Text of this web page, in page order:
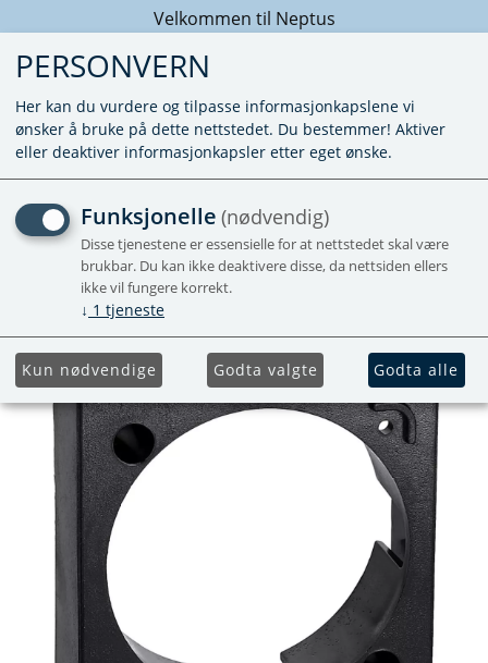
Velkommen til Neptus
RAMME UTBYGGING
MANØVERPANEL SORT
PERSONVERN
Her kan du vurdere og tilpasse informasjonkapslene vi
ønsker å bruke på dette nettstedet. Du bestemmer! Aktiver
eller deaktiver informasjonkapsler etter eget ønske.
Funksjonelle (nødvendig)
Disse tjenestene er essensielle for at nettstedet skal være
brukbar. Du kan ikke deaktivere disse, da nettsiden ellers
ikke vil fungere korrekt.
↓ 1 tjeneste
Kun nødvendige Godta valgte Godta alle